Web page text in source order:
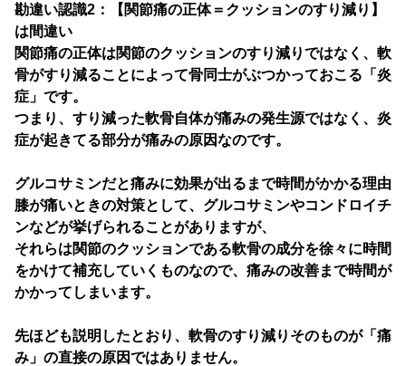
勘違い認識2：【関節痛の正体＝クッションのすり減り】
は間違い
関節痛の正体は関節のクッションのすり減りではなく、軟
骨がすり減ることによって骨同士がぶつかっておこる「炎
症」です。
つまり、すり減った軟骨自体が痛みの発生源ではなく、炎
症が起きてる部分が痛みの原因なのです。
グルコサミンだと痛みに効果が出るまで時間がかかる理由
膝が痛いときの対策として、グルコサミンやコンドロイチ
ンなどが挙げられることがありますが、
それらは関節のクッションである軟骨の成分を徐々に時間
をかけて補充していくものなので、痛みの改善まで時間が
かかってしまいます。
先ほども説明したとおり、軟骨のすり減りそのものが「痛
み」の直接の原因ではありません。